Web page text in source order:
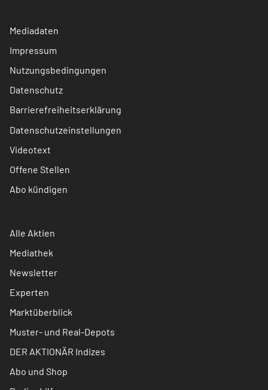
Mediadaten
Impressum
Nutzungsbedingungen
Datenschutz
Barrierefreiheitserklärung
Datenschutzeinstellungen
Videotext
Offene Stellen
Abo kündigen
Alle Aktien
Mediathek
Newsletter
Experten
Marktüberblick
Muster- und Real-Depots
DER AKTIONÄR Indizes
Abo und Shop